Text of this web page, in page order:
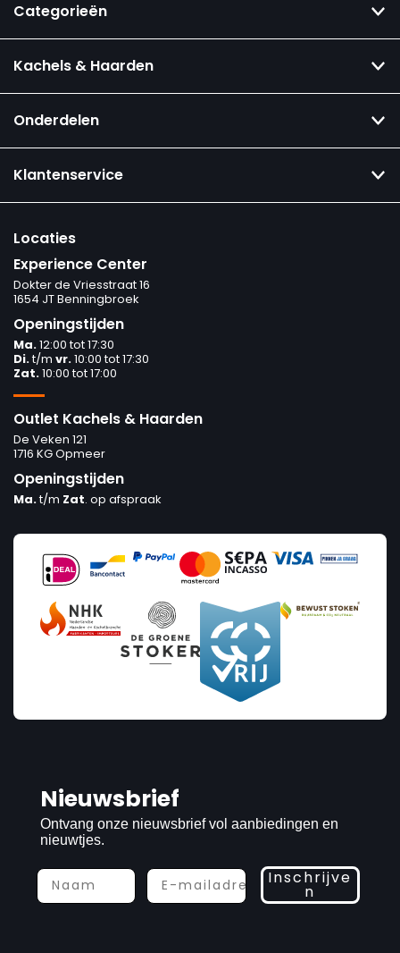
Categorieën
Kachels & Haarden
Onderdelen
Klantenservice
Locaties
Experience Center
Dokter de Vriesstraat 16
1654 JT Benningbroek
Openingstijden
Ma.12:00 tot 17:30
Di.t/m vr.10:00 tot 17:30
Zat.10:00 tot 17:00
Outlet Kachels & Haarden
De Veken 121
1716 KG Opmeer
Openingstijden
Ma.t/m Zat. op afspraak
Nieuwsbrief
Ontvang onze nieuwsbrief vol aanbiedingen en
nieuwtjes.
Inschrijve
n